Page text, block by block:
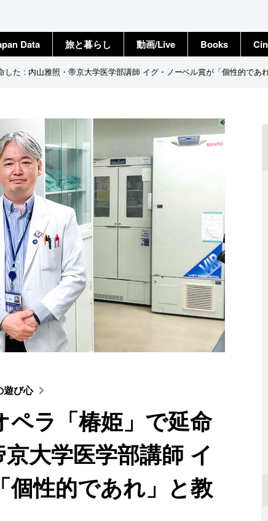
Data 旅と暮らし 動画/Live Books
た : 内山雅照・帝京大学医学部講師 イグ・ノーベル賞が「個性的であ
遊び心
ラ「椿姫」で延命
大学医学部講師 イ
個性的であれ」と教